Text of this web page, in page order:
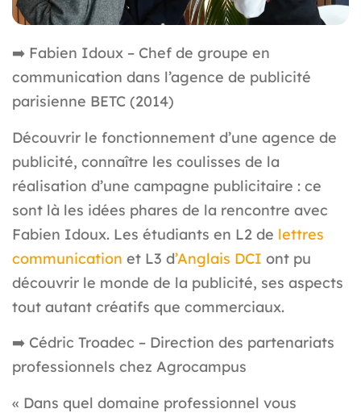
➡️ Fabien Idoux – Chef de groupe en
communication dans l’agence de publicité
parisienne BETC (2014)
Découvrir le fonctionnement d’une agence de
publicité, connaître les coulisses de la
réalisation d’une campagne publicitaire : ce
sont là les idées phares de la rencontre avec
Fabien Idoux. Les étudiants en L2 de lettres
communication et L3 d’Anglais DCI ont pu
découvrir le monde de la publicité, ses aspects
tout autant créatifs que commerciaux.
➡️ Cédric Troadec – Direction des partenariats
professionnels chez Agrocampus
« Dans quel domaine professionnel vous